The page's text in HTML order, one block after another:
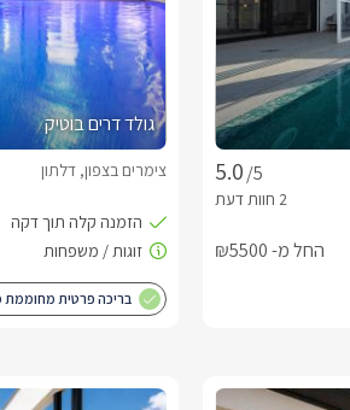
/5
החל מ- ₪5500
גולד דרים בוטיק
צימרים בצפון, דלתון
בריכה פרטית מחוממת